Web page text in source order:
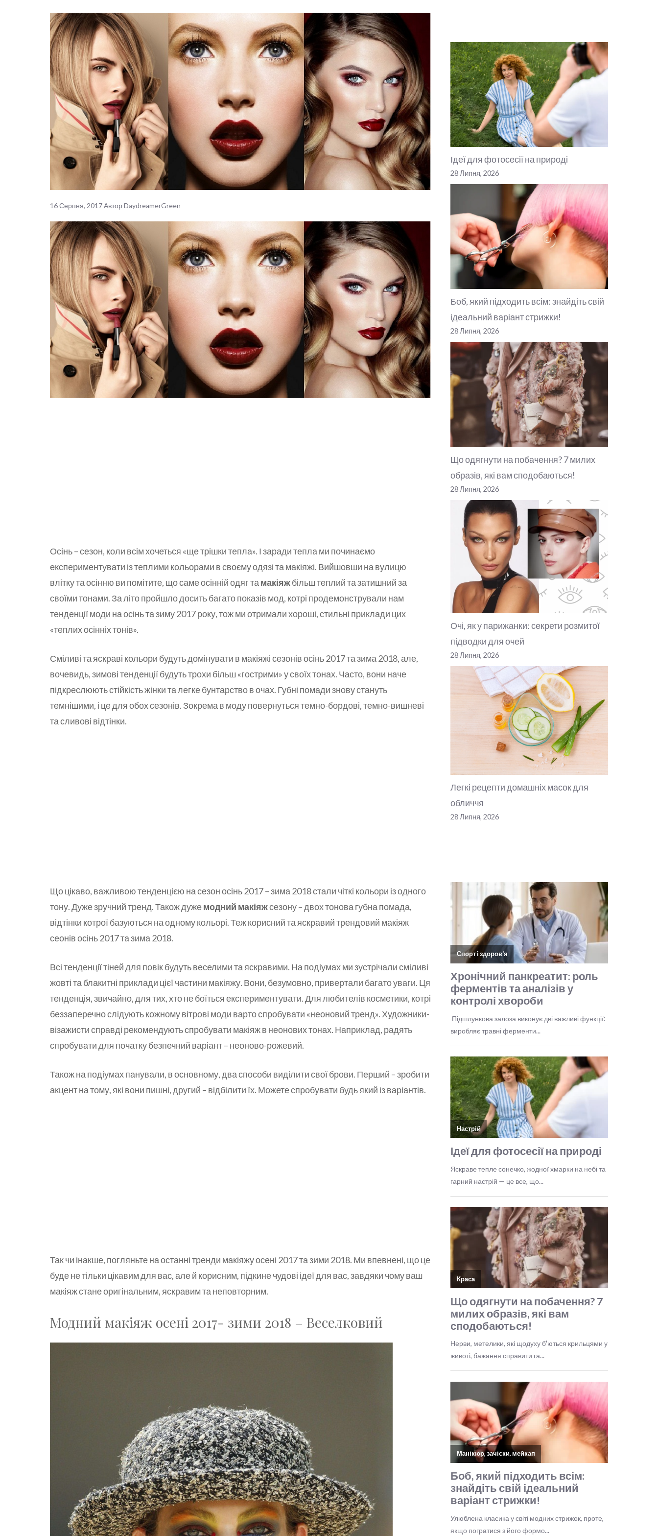
16 Серпня, 2017АвторDaydreamerGreen
Осінь – сезон, коли всім хочеться «ще трішки тепла». І заради тепла ми починаємо
експериментувати із теплими кольорами в своєму одязі та макіяжі. Вийшовши на вулицю
влітку та осінню ви помітите, що саме осінній одяг та макіяжбільш теплий та затишний за
своїми тонами. За літо пройшло досить багато показів мод, котрі продемонстрували нам
тенденції моди на осінь та зиму 2017 року, тож ми отримали хороші, стильні приклади цих
«теплих осінніх тонів».
Сміливі та яскраві кольори будуть домінувати в макіяжі сезонів осінь 2017 та зима 2018, але,
вочевидь, зимові тенденції будуть трохи більш «гострими» у своїх тонах. Часто, вони наче
підкреслюють стійкість жінки та легке бунтарство в очах. Губні помади знову стануть
темнішими, і це для обох сезонів. Зокрема в моду повернуться темно-бордові, темно-вишневі
та сливові відтінки.
Що цікаво, важливою тенденцією на сезон осінь 2017 – зима 2018 стали чіткі кольори із одного
тону. Дуже зручний тренд. Також дужемодний макіяжсезону – двох тонова губна помада,
відтінки котрої базуються на одному кольорі. Теж корисний та яскравий трендовий макіяж
сеонів осінь 2017 та зима 2018.
Всі тенденції тіней для повік будуть веселими та яскравими. На подіумах ми зустрічали сміливі
жовті та блакитні приклади цієї частини макіяжу. Вони, безумовно, привертали багато уваги. Ця
тенденція, звичайно, для тих, хто не боїться експериментувати. Для любителів косметики, котрі
беззаперечно слідують кожному вітрові моди варто спробувати «неоновий тренд». Художники-
візажисти справді рекомендують спробувати макіяж в неонових тонах. Наприклад, радять
спробувати для початку безпечний варіант – неоново-рожевий.
Також на подіумах панували, в основному, два способи виділити свої брови. Перший – зробити
акцент на тому, які вони пишні, другий – відбілити їх. Можете спробувати будь який із варіантів.
Так чи інакше, погляньте на останні тренди макіяжу осені 2017 та зими 2018. Ми впевнені, що це
буде не тільки цікавим для вас, але й корисним, підкине чудові ідеї для вас, завдяки чому ваш
макіяж стане оригінальним, яскравим та неповторним.
Модний макіяж осені 2017- зими 2018 – Веселковий
Ідеї для фотосесії на природі
28 Липня, 2026
Боб, який підходить всім: знайдіть свій
ідеальний варіант стрижки!
28 Липня, 2026
Що одягнути на побачення? 7 милих
образів, які вам сподобаються!
28 Липня, 2026
Очі, як у парижанки: секрети розмитої
підводки для очей
28 Липня, 2026
Легкі рецепти домашніх масок для
обличчя
28 Липня, 2026